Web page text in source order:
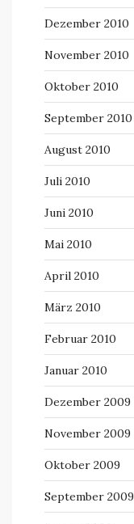
Dezember 2010
November 2010
Oktober 2010
September 2010
August 2010
Juli 2010
Juni 2010
Mai 2010
April 2010
März 2010
Februar 2010
Januar 2010
Dezember 2009
November 2009
Oktober 2009
September 2009